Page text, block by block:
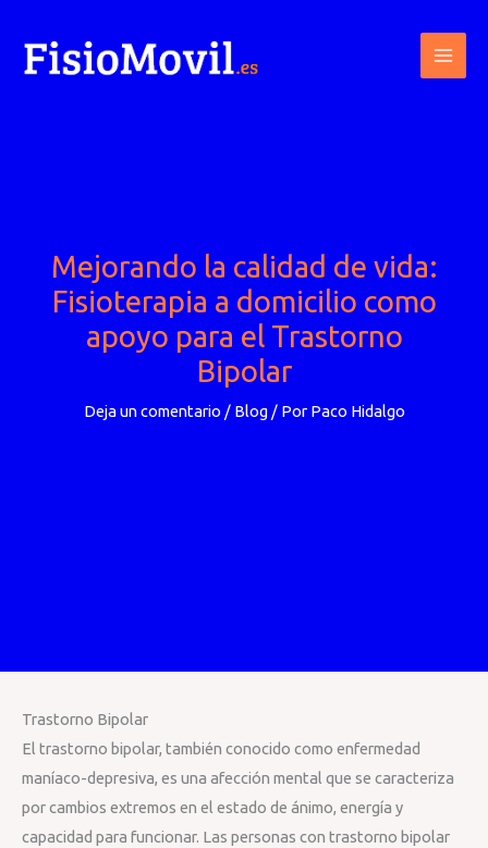
contenido
Mejorando la calidad de vida:
Fisioterapia a domicilio como
apoyo para el Trastorno
Bipolar
Deja un comentario / Blog/ Por Paco Hidalgo
Trastorno Bipolar
El trastorno bipolar, también conocido como enfermedad
maníaco-depresiva, es una afección mental que se caracteriza
por cambios extremos en el estado de ánimo, energía y
capacidad para funcionar. Las personas con trastorno bipolar